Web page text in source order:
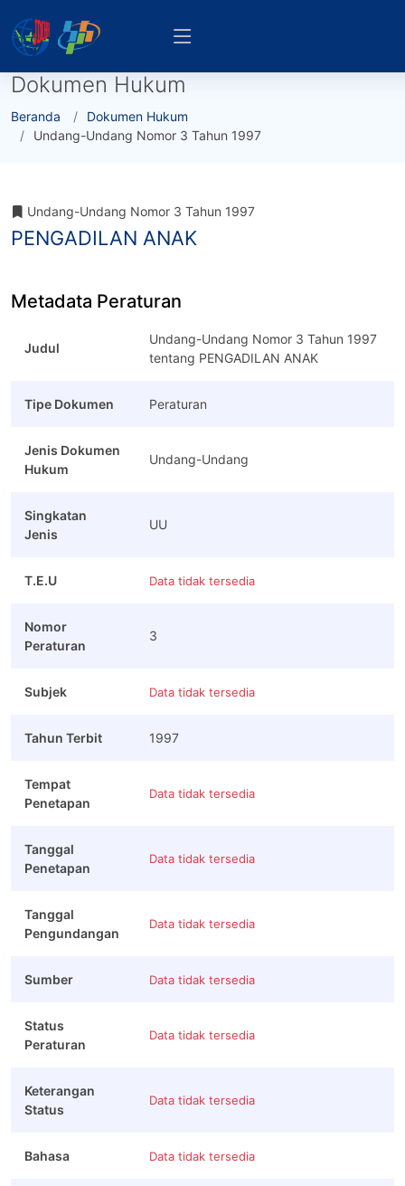
Dokumen Hukum
Beranda
Dokumen Hukum
Undang-Undang Nomor 3 Tahun 1997
Undang-Undang Nomor 3 Tahun 1997
PENGADILAN ANAK
Metadata Peraturan
Judul
Undang-Undang Nomor 3 Tahun 1997
tentang PENGADILAN ANAK
Tipe Dokumen Peraturan
Jenis Dokumen
Hukum
Undang-Undang
Singkatan
Jenis
UU
T.E.U Data tidak tersedia
Nomor
Peraturan
3
Subjek Data tidak tersedia
Tahun Terbit 1997
Tempat
Penetapan
Data tidak tersedia
Tanggal
Penetapan
Data tidak tersedia
Tanggal
Pengundangan
Data tidak tersedia
Sumber Data tidak tersedia
Status
Peraturan
Data tidak tersedia
Keterangan
Status
Data tidak tersedia
Bahasa Data tidak tersedia